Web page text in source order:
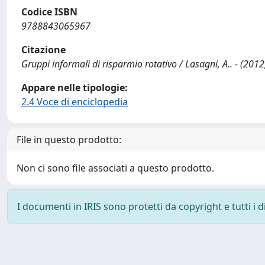
Codice ISBN
9788843065967
Citazione
Gruppi informali di risparmio rotativo / Lasagni, A.. -
Appare nelle tipologie:
2.4 Voce di enciclopedia
File in questo prodotto:
Non ci sono file associati a questo prodotto.
I documenti in IRIS sono protetti da copyright e tutti i